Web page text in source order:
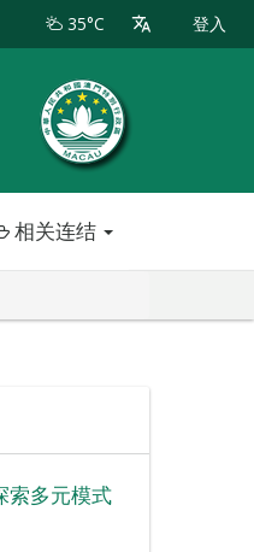
35°C 登入
相关连结
索多元模式